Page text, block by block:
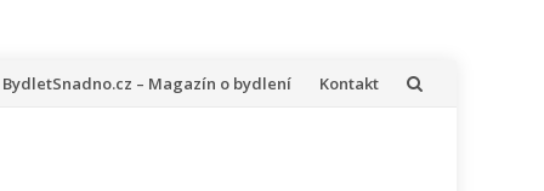
Přeskočit
BydletSnadno.cz – Magazín o bydlení Kontakt